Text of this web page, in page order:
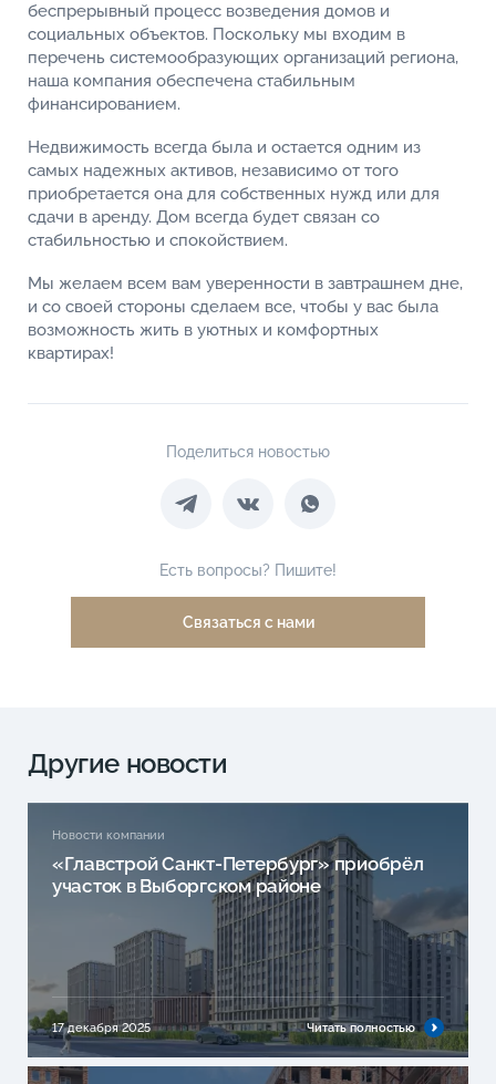
беспрерывный процесс возведения домов и
социальных объектов. Поскольку мы входим в
перечень системообразующих организаций региона,
наша компания обеспечена стабильным
финансированием.
Недвижимость всегда была и остается одним из
самых надежных активов, независимо от того
приобретается она для собственных нужд или для
сдачи в аренду. Дом всегда будет связан со
стабильностью и спокойствием.
Мы желаем всем вам уверенности в завтрашнем дне,
и со своей стороны сделаем все, чтобы у вас была
возможность жить в уютных и комфортных
квартирах!
Поделиться новостью
Есть вопросы? Пишите!
Связаться с нами
Другие новости
Новости компании
«Главстрой Санкт-Петербург» приобрёл
участок в Выборгском районе
17 декабря 2025 Читать полностью